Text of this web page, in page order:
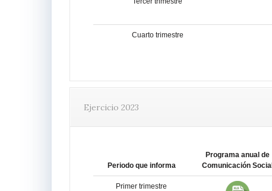
Cuarto trimestre
Ejercicio 2023
Periodo que informa
Programa anual de
Comunicación Social
Primer trimestre